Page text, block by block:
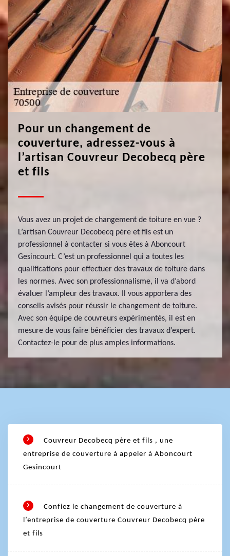
Pour un changement de
couverture, adressez-vous à
l’artisan Couvreur Decobecq père
et fils
Vous avez un projet de changement de toiture en vue ?
L’artisan Couvreur Decobecq père et fils est un
professionnel à contacter si vous êtes à Aboncourt
Gesincourt. C’est un professionnel qui a toutes les
qualifications pour effectuer des travaux de toiture dans
les normes. Avec son professionnalisme, il va d’abord
évaluer l’ampleur des travaux. Il vous apportera des
conseils avisés pour réussir le changement de toiture.
Avec son équipe de couvreurs expérimentés, il est en
mesure de vous faire bénéficier des travaux d’expert.
Contactez-le pour de plus amples informations.
Couvreur Decobecq père et fils , une
entreprise de couverture à appeler à Aboncourt
Gesincourt
Confiez le changement de couverture à
l’entreprise de couverture Couvreur Decobecq père
et fils